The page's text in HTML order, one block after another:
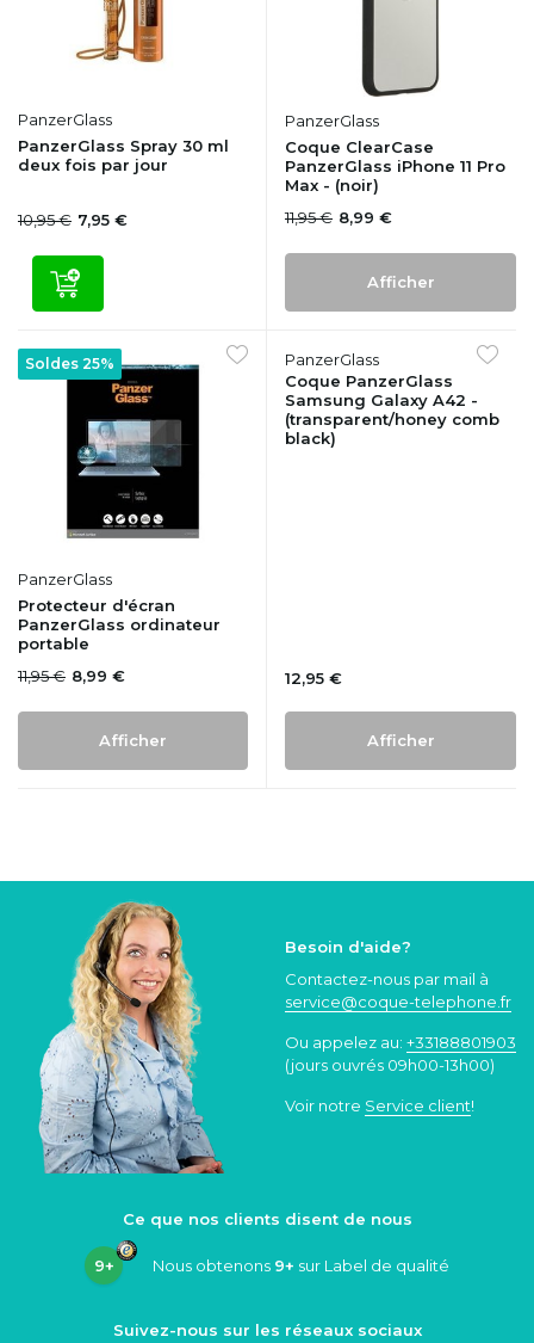
PanzerGlass
PanzerGlass Spray 30 ml
deux fois par jour
10,95 € 7,95 €
PanzerGlass
Coque ClearCase
PanzerGlass iPhone 11 Pro
Max - (noir)
11,95 € 8,99 €
Afficher
Soldes 25%
PanzerGlass
Protecteur d'écran
PanzerGlass ordinateur
portable
11,95 € 8,99 €
Afficher
PanzerGlass
Coque PanzerGlass
Samsung Galaxy A42 -
(transparent/honey comb
black)
12,95 €
Afficher
Besoin d'aide?
Contactez-nous par mail à
service@coque-telephone.fr
Ou appelez au: +33188801903
(jours ouvrés 09h00-13h00)
Voir notre Service client!
Ce que nos clients disent de nous
9+ Nous obtenons 9+ sur Label de qualité
Suivez-nous sur les réseaux sociaux